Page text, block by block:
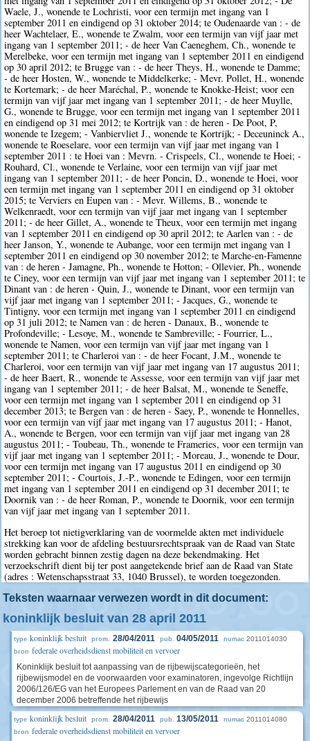
Waele, J., wonende te Lochristi, voor een termijn met ingang van 1
september 2011 en eindigend op 31 oktober 2014; te Oudenaarde van : - de
heer Wachtelaer, E., wonende te Zwalm, voor een termijn van vijf jaar met
ingang van 1 september 2011; - de heer Van Caeneghem, Ch., wonende te
Merelbeke, voor een termijn met ingang van 1 september 2011 en eindigend
op 30 april 2012; te Brugge van : - de heer Theys, H., wonende te Damme;
- de heer Hosten, W., wonende te Middelkerke; - Mevr. Pollet, H., wonende
te Kortemark; - de heer Maréchal, P., wonende te Knokke-Heist; voor een
termijn van vijf jaar met ingang van 1 september 2011; - de heer Muylle,
G., wonende te Brugge, voor een termijn met ingang van 1 september 2011
en eindigend op 31 mei 2012; te Kortrijk van : de heren - De Poot, P,
wonende te Izegem; - Vanbiervliet J., wonende te Kortrijk; - Deceuninck A.,
wonende te Roeselare, voor een termijn van vijf jaar met ingang van 1
september 2011 : te Hoei van : Mevrn. - Crispeels, Cl., wonende te Hoei; -
Rouhard, Cl., wonende te Verlaine, voor een termijn van vijf jaar met
ingang van 1 september 2011; - de heer Poncin, D., wonende te Hoei, voor
een termijn met ingang van 1 september 2011 en eindigend op 31 oktober
2015; te Verviers en Eupen van : - Mevr. Willems, B., wonende te
Welkenraedt, voor een termijn van vijf jaar met ingang van 1 september
2011; - de heer Gillet, A., wonende te Theux, voor een termijn met ingang
van 1 september 2011 en eindigend op 30 april 2012; te Aarlen van : - de
heer Janson, Y., wonende te Aubange, voor een termijn met ingang van 1
september 2011 en eindigend op 30 november 2012; te Marche-en-Famenne
van : de heren - Jamagne, Ph., wonende te Hotton; - Ollevier, Ph., wonende
te Ciney, voor een termijn van vijf jaar met ingang van 1 september 2011; te
Dinant van : de heren - Quin, J., wonende te Dinant, voor een termijn van
vijf jaar met ingang van 1 september 2011; - Jacques, G., wonende te
Tintigny, voor een termijn met ingang van 1 september 2011 en eindigend
op 31 juli 2012; te Namen van : de heren - Danaux, B., wonende te
Profondeville; - Lesoye, M., wonende te Sambreville; - Fourrier, L.,
wonende te Namen, voor een termijn van vijf jaar met ingang van 1
september 2011; te Charleroi van : - de heer Focant, J.M., wonende te
Charleroi, voor een termijn van vijf jaar met ingang van 17 augustus 2011;
- de heer Baert, R., wonende te Assesse, voor een termijn van vijf jaar met
ingang van 1 september 2011; - de heer Balsat, M., wonende te Seneffe,
voor een termijn met ingang van 1 september 2011 en eindigend op 31
december 2013; te Bergen van : de heren - Saey, P., wonende te Honnelles,
voor een termijn van vijf jaar met ingang van 17 augustus 2011; - Hanot,
A., wonende te Bergen, voor een termijn van vijf jaar met ingang van 28
augustus 2011; - Toubeau, Th., wonende te Frameries, voor een termijn van
vijf jaar met ingang van 1 september 2011; - Moreau, J., wonende te Dour,
voor een termijn met ingang van 17 augustus 2011 en eindigend op 30
september 2011; - Courtois, J.-P., wonende te Edingen, voor een termijn
met ingang van 1 september 2011 en eindigend op 31 december 2011; te
Doornik van : - de heer Roman, P., wonende te Doornik, voor een termijn
van vijf jaar met ingang van 1 september 2011.
Het beroep tot nietigverklaring van de voormelde akten met individuele
strekking kan voor de afdeling bestuursrechtspraak van de Raad van State
worden gebracht binnen zestig dagen na deze bekendmaking. Het
verzoekschrift dient bij ter post aangetekende brief aan de Raad van State
(adres : Wetenschapsstraat 33, 1040 Brussel), te worden toegezonden.
Teksten waarnaar verwezen wordt in dit document:
koninklijk besluit van 28 april 2011
type koninklijk besluit prom. 28/04/2011 pub. 04/05/2011 numac 2011014030
bron federale overheidsdienst mobiliteit en vervoer
Koninklijk besluit tot aanpassing van de rijbewijscategorieën, het
rijbewijsmodel en de voorwaarden voor examinatoren, ingevolge Richtlijn
2006/126/EG van het Europees Parlement en van de Raad van 20
december 2006 betreffende het rijbewijs
type koninklijk besluit prom. 28/04/2011 pub. 13/05/2011 numac 2011014080
bron federale overheidsdienst mobiliteit en vervoer